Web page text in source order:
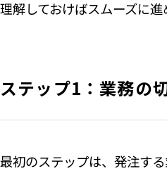
理解しておけばスムーズに進
ステップ1：業務の
最初のステップは、発注す